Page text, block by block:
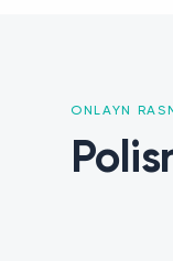
ONLAYN